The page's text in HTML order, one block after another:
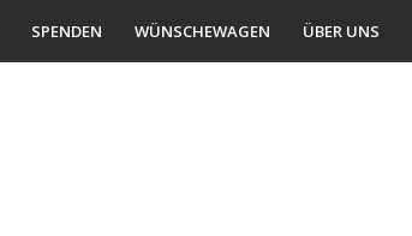
SPENDEN WÜNSCHEWAGEN ÜBER UNS